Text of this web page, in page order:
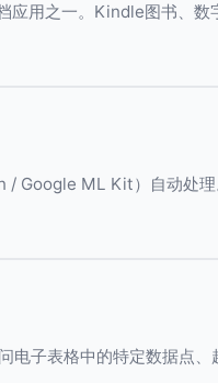
应用之一。Kindle图书、数
/ Google ML Kit）自动处
子表格中的特定数据点、